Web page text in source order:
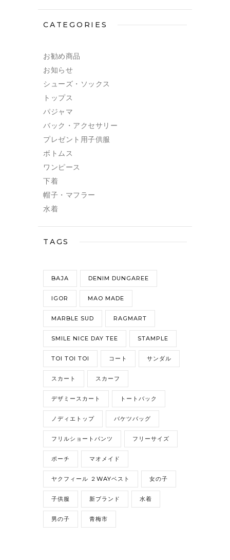
CATEGORIES
お勧め商品
お知らせ
シューズ・ソックス
トップス
パジャマ
バック・アクセサリー
プレゼント用子供服
ボトムス
ワンピース
下着
帽子・マフラー
水着
TAGS
BAJA DENIM DUNGAREE
IGOR MAO MADE
MARBLE SUD RAGMART
SMILE NICE DAY TEE STAMPLE
TOI TOI TOI コート サンダル
スカート スカーフ
デザミースカート トートバック
ノディエトップ バケツバッグ
フリルショートパンツ フリーサイズ
ポーチ マオメイド
ヤクフィール ２WAYベスト 女の子
子供服 新ブランド 水着
男の子 青梅市